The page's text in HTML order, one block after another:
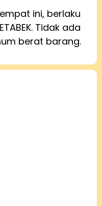
ini, berlaku
Tidak ada
berat barang.